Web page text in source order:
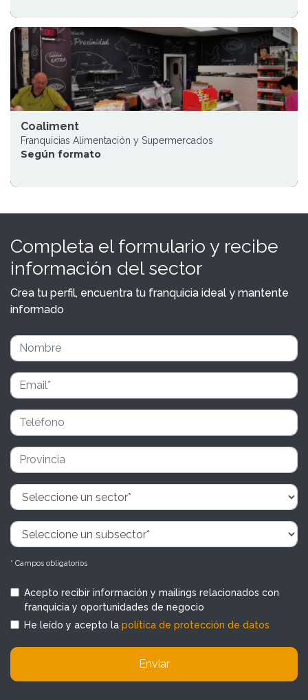
Coaliment
Franquicias Alimentación y Supermercados
Según formato
Completa el formulario y recibe
información del sector
Crea tu perfil, encuentra tu franquicia ideal y mantente
informado
* Campos obligatorios
Acepto recibir información y mailings relacionados con
franquicia y oportunidades de negocio
He leído y acepto la política de protección de datos
Enviar